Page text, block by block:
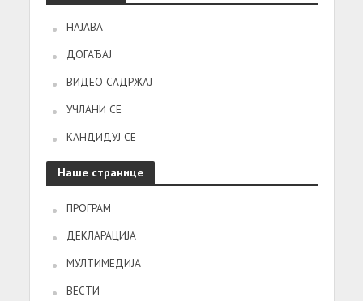
НАЈАВА
ДОГАЂАЈ
ВИДЕО САДРЖАЈ
УЧЛАНИ СЕ
КАНДИДУЈ СЕ
Наше странице
ПРОГРАМ
ДЕКЛАРАЦИЈА
МУЛТИМЕДИЈА
ВЕСТИ